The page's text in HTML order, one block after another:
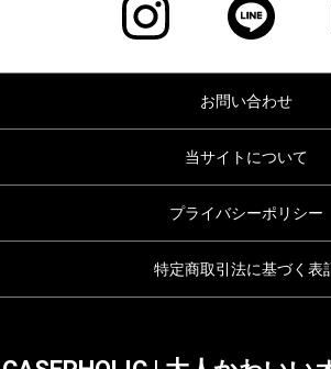
お問い合わせ
当サイトについて
プライバシーポリシー
特定商取引法に基づく表